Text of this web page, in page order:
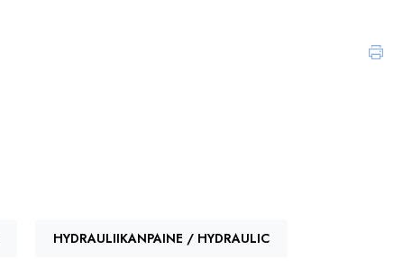
HYDRAULIIKANPAINE / HYDRAULIC